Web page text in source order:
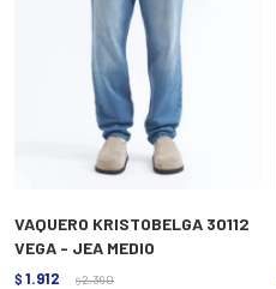
VAQUERO KRISTOBELGA 30112
VEGA - JEA MEDIO
$ 1.912 $ 2.390